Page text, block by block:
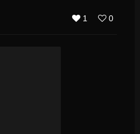
1 0